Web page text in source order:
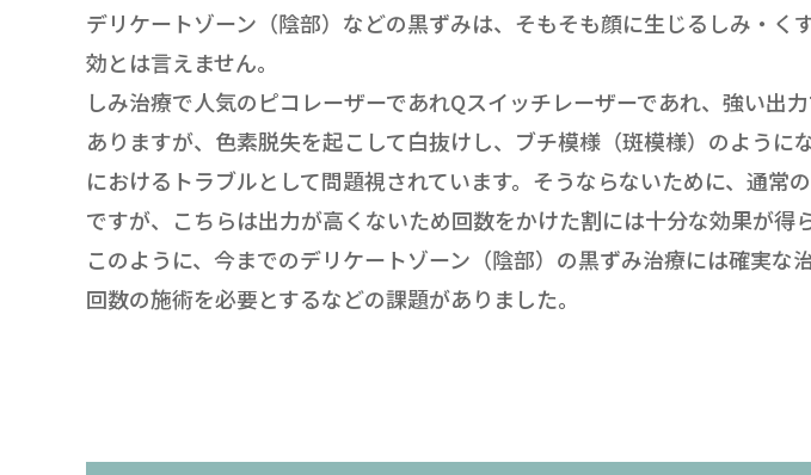
デリケートゾーン（陰部）などの黒ずみは、そもそも顔に生じるしみ・
効とは言えません。
しみ治療で人気のピコレーザーであれQスイッチレーザーであれ、強い
ありますが、色素脱失を起こして白抜けし、ブチ模様（斑模様）のよう
におけるトラブルとして問題視されています。そうならないために、通
ですが、こちらは出力が高くないため回数をかけた割には十分な効果が得
このように、今までのデリケートゾーン（陰部）の黒ずみ治療には確実
回数の施術を必要とするなどの課題がありました。